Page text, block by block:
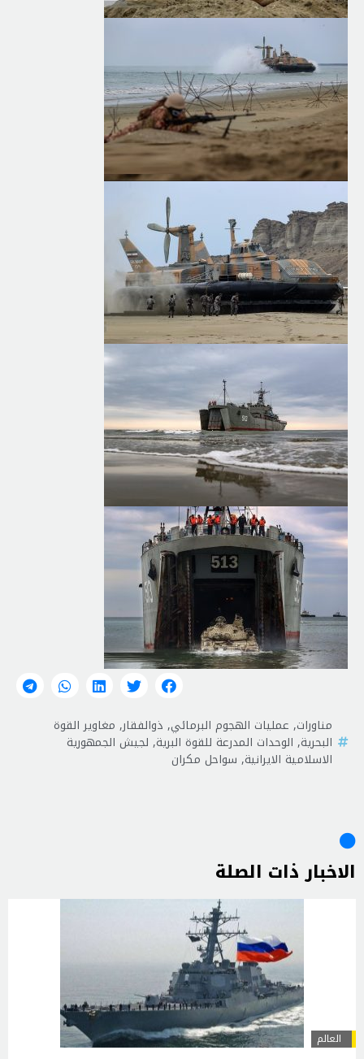
مناورات, عمليات الهجوم البرمائي, ذوالفقار, مغاوير القوة
البحرية, الوحدات المدرعة للقوة البرية, لجيش الجمهورية
الاسلامية الايرانية, سواحل مکران
الاخبار ذات الصلة
العالم